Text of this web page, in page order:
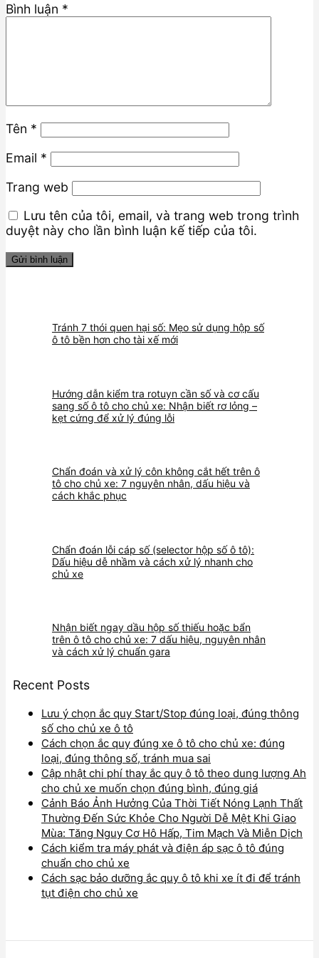
Bình luận *
Tên *
Email *
Trang web
Lưu tên của tôi, email, và trang web trong trình
duyệt này cho lần bình luận kế tiếp của tôi.
Tránh 7 thói quen hại số: Mẹo sử dụng hộp số
ô tô bền hơn cho tài xế mới
Hướng dẫn kiểm tra rotuyn cần số và cơ cấu
sang số ô tô cho chủ xe: Nhận biết rơ lỏng –
kẹt cứng để xử lý đúng lỗi
Chẩn đoán và xử lý côn không cắt hết trên ô
tô cho chủ xe: 7 nguyên nhân, dấu hiệu và
cách khắc phục
Chẩn đoán lỗi cáp số (selector hộp số ô tô):
Dấu hiệu dễ nhầm và cách xử lý nhanh cho
chủ xe
Nhận biết ngay dầu hộp số thiếu hoặc bẩn
trên ô tô cho chủ xe: 7 dấu hiệu, nguyên nhân
và cách xử lý chuẩn gara
Recent Posts
Lưu ý chọn ắc quy Start/Stop đúng loại, đúng thông
số cho chủ xe ô tô
Cách chọn ắc quy đúng xe ô tô cho chủ xe: đúng
loại, đúng thông số, tránh mua sai
Cập nhật chi phí thay ắc quy ô tô theo dung lượng Ah
cho chủ xe muốn chọn đúng bình, đúng giá
Cảnh Báo Ảnh Hưởng Của Thời Tiết Nóng Lạnh Thất
Thường Đến Sức Khỏe Cho Người Dễ Mệt Khi Giao
Mùa: Tăng Nguy Cơ Hô Hấp, Tim Mạch Và Miễn Dịch
Cách kiểm tra máy phát và điện áp sạc ô tô đúng
chuẩn cho chủ xe
Cách sạc bảo dưỡng ắc quy ô tô khi xe ít đi để tránh
tụt điện cho chủ xe